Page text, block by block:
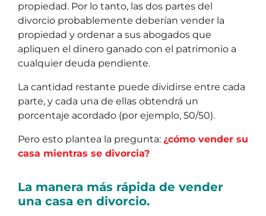
propiedad. Por lo tanto, las dos partes del
divorcio probablemente deberían vender la
propiedad y ordenar a sus abogados que
apliquen el dinero ganado con el patrimonio a
cualquier deuda pendiente.
La cantidad restante puede dividirse entre cada
parte, y cada una de ellas obtendrá un
porcentaje acordado (por ejemplo, 50/50).
Pero esto plantea la pregunta: ¿cómo vender su
casa mientras se divorcia?
La manera más rápida de vender
una casa en divorcio.